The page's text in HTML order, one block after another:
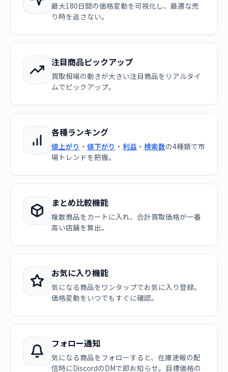
最大180日間の価格変動を可視化し、最適な売
り時を逃さない。
注目商品ピックアップ
買取相場の動きが大きい注目商品をリアルタイ
ムでピックアップ。
各種ランキング
値上がり ・ 値下がり ・ 利益 ・ 検索数の4種類で市
場トレンドを把握。
まとめ比較機能
複数商品をカートに入れ、合計買取価格が一番
高い店舗を算出。
お気に入り機能
気になる商品をワンタップでお気に入り登録。
価格変動をいつでもすぐに確認。
フォロー通知
気になる商品をフォローすると、在庫速報の配
信時にDiscordのDMで即お知らせ。目標価格の